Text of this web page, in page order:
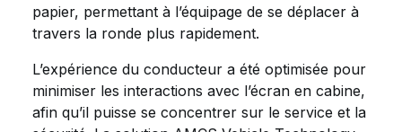
papier, permettant à l’équipage de se déplacer à
travers la ronde plus rapidement.
L’expérience du conducteur a été optimisée pour
minimiser les interactions avec l’écran en cabine,
afin qu’il puisse se concentrer sur le service et la